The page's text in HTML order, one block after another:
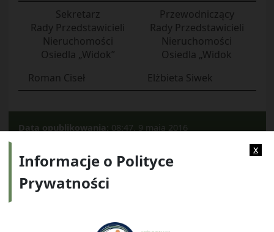
Sekretarz
Rady Przedstawicieli
Nieruchomości
Osiedla „Widok”
Roman Ciseł
Przewodniczący
Rady Przedstawicieli
Nieruchomości
Osiedla „Widok
Elżbieta Siwek
Data opublikowania: 08:47, 9 maja 2016
x
Informacje o Polityce
Prywatności